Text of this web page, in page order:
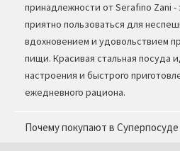
принадлежности от Serafino Zani
приятно пользоваться для
вдохновением и удовольствием
пищи. Красивая стальная посуда
настроения и быстрого
ежедневного рациона.
Почему покупают в Суперпосуде